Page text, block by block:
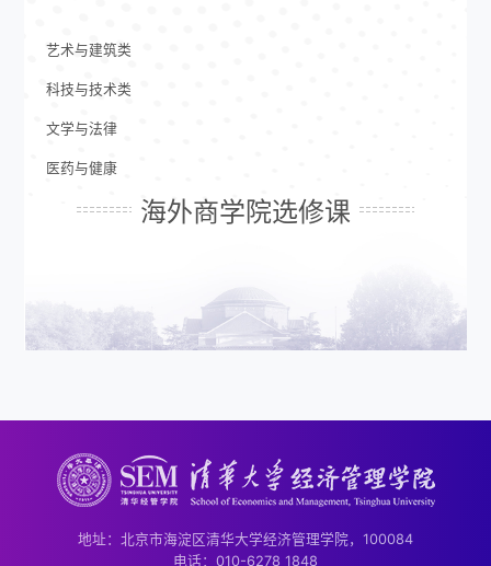
艺术与建筑类
科技与技术类
文学与法律
医药与健康
海外商学院选修课
地址：北京市海淀区清华大学经济管理学院，100084
电话：010-6278 1848